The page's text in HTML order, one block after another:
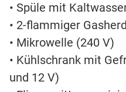
• Spüle mit
• 2-flammiger Gasherd
• Mikrowelle (240 V)
• Kühlschrank mit
und 12 V)